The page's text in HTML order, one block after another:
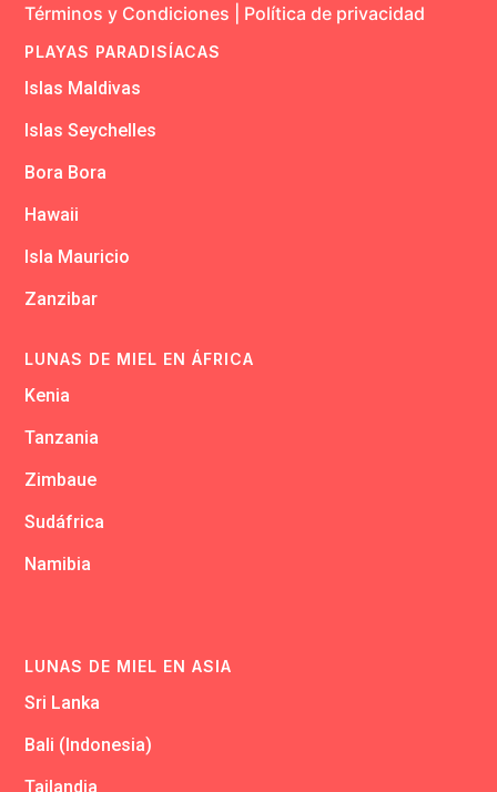
Términos y Condiciones Política de privacidad
PLAYAS PARADISÍACAS
Islas Maldivas
Islas Seychelles
Bora Bora
Hawaii
Isla Mauricio
Zanzibar
LUNAS DE MIEL EN ÁFRICA
Kenia
Tanzania
Zimbaue
Sudáfrica
Namibia
LUNAS DE MIEL EN ASIA
Sri Lanka
Bali (Indonesia)
Tailandia